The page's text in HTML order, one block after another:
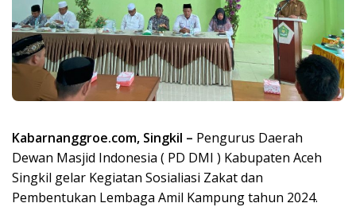
Kabarnanggroe.com, Singkil – Pengurus Daerah
Dewan Masjid Indonesia ( PD DMI ) Kabupaten Aceh
Singkil gelar Kegiatan Sosialiasi Zakat dan
Pembentukan Lembaga Amil Kampung tahun 2024.